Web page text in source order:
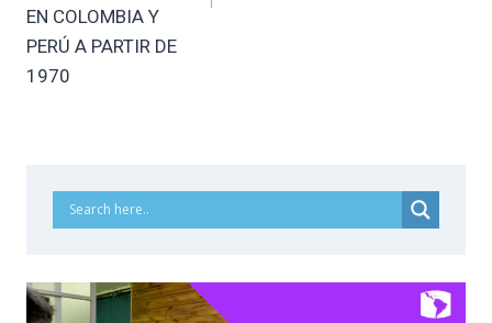
EN COLOMBIA Y
PERÚ A PARTIR DE
1970